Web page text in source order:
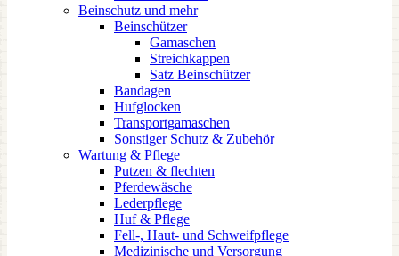
Beinschutz und mehr
Beinschützer
Gamaschen
Streichkappen
Satz Beinschützer
Bandagen
Hufglocken
Transportgamaschen
Sonstiger Schutz & Zubehör
Wartung & Pflege
Putzen & flechten
Pferdewäsche
Lederpflege
Huf & Pflege
Fell-, Haut- und Schweifpflege
Medizinische und Versorgung